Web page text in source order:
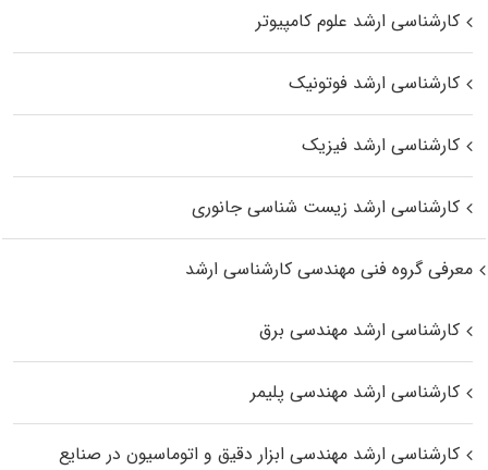
کارشناسی ارشد علوم کامپیوتر
کارشناسی ارشد فوتونیک
کارشناسی ارشد فیزیک
کارشناسی ارشد زیست‌ شناسی جانوری
معرفی گروه فنی مهندسی کارشناسی ارشد
کارشناسی ارشد مهندسی برق
کارشناسی ارشد مهندسی پلیمر
کارشناسی ارشد مهندسی ابزار دقیق و اتوماسیون در صنایع